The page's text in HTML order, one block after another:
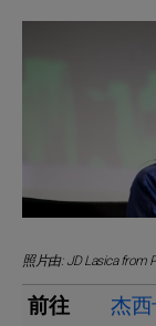
照片由: JD Lasica from
前往 杰